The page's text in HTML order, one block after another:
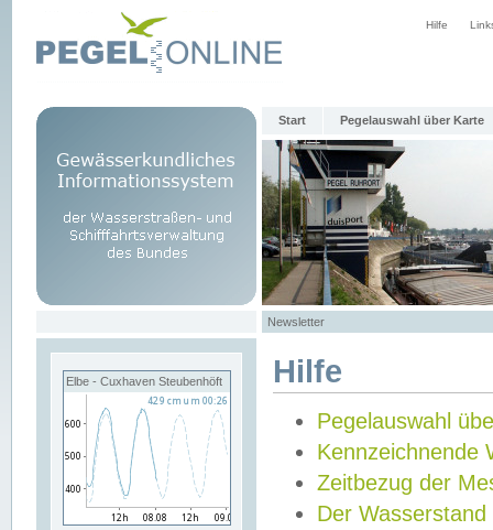
Hilfe
Start Pegelauswahl über Karte
Newsletter
Elbe - Cuxhaven Steubenhöft Hilfe
Pegelauswahl
Kennzeichnende
Zeitbezug der
Der Wasserstand